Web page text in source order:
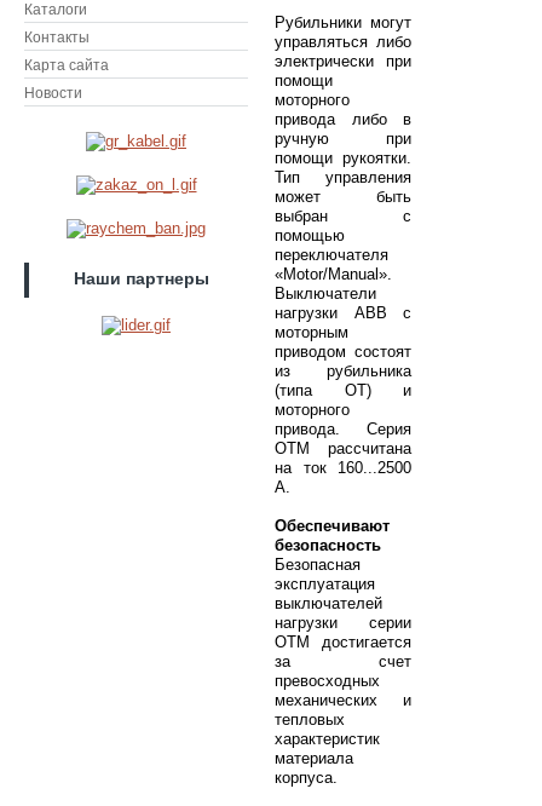
Каталоги
Контакты
Карта сайта
Новости
Наши партнеры
Рубильники могут
управляться либо
электрически при
помощи
моторного
привода либо в
ручную при
помощи рукоятки.
Тип управления
может быть
выбран с
помощью
переключателя
«Motor/Manual».
Выключатели
нагрузки ABB с
моторным
приводом состоят
из рубильника
(типа OT) и
моторного
привода. Серия
OTM рассчитана
на ток 160...2500
А.
Обеспечивают
безопасность
Безопасная
эксплуатация
выключателей
нагрузки серии
OTM достигается
за счет
превосходных
механических и
тепловых
характеристик
материала
корпуса.